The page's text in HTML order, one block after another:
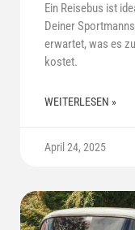
Ein Reisebus ist
Deiner
erwartet, was es
kostet.
WEITERLESEN »
April 24, 2025